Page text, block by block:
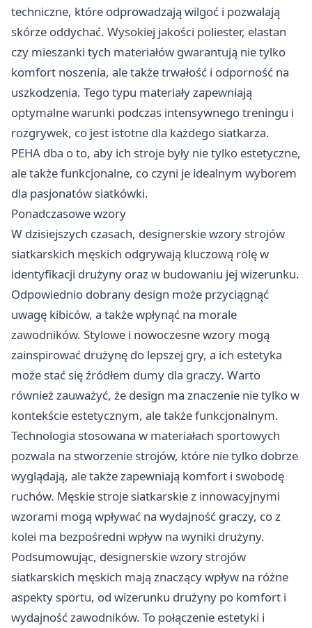
techniczne, które odprowadzają wilgoć i pozwalają
skórze oddychać. Wysokiej jakości poliester, elastan
czy mieszanki tych materiałów gwarantują nie tylko
komfort noszenia, ale także trwałość i odporność na
uszkodzenia. Tego typu materiały zapewniają
optymalne warunki podczas intensywnego treningu i
rozgrywek, co jest istotne dla każdego siatkarza.
PEHA dba o to, aby ich stroje były nie tylko estetyczne,
ale także funkcjonalne, co czyni je idealnym wyborem
dla pasjonatów siatkówki.
Ponadczasowe wzory
W dzisiejszych czasach, designerskie wzory strojów
siatkarskich męskich odgrywają kluczową rolę w
identyfikacji drużyny oraz w budowaniu jej wizerunku.
Odpowiednio dobrany design może przyciągnąć
uwagę kibiców, a także wpłynąć na morale
zawodników. Stylowe i nowoczesne wzory mogą
zainspirować drużynę do lepszej gry, a ich estetyka
może stać się źródłem dumy dla graczy. Warto
również zauważyć, że design ma znaczenie nie tylko w
kontekście estetycznym, ale także funkcjonalnym.
Technologia stosowana w materiałach sportowych
pozwala na stworzenie strojów, które nie tylko dobrze
wyglądają, ale także zapewniają komfort i swobodę
ruchów. Męskie stroje siatkarskie z innowacyjnymi
wzorami mogą wpływać na wydajność graczy, co z
kolei ma bezpośredni wpływ na wyniki drużyny.
Podsumowując, designerskie wzory strojów
siatkarskich męskich mają znaczący wpływ na różne
aspekty sportu, od wizerunku drużyny po komfort i
wydajność zawodników. To połączenie estetyki i